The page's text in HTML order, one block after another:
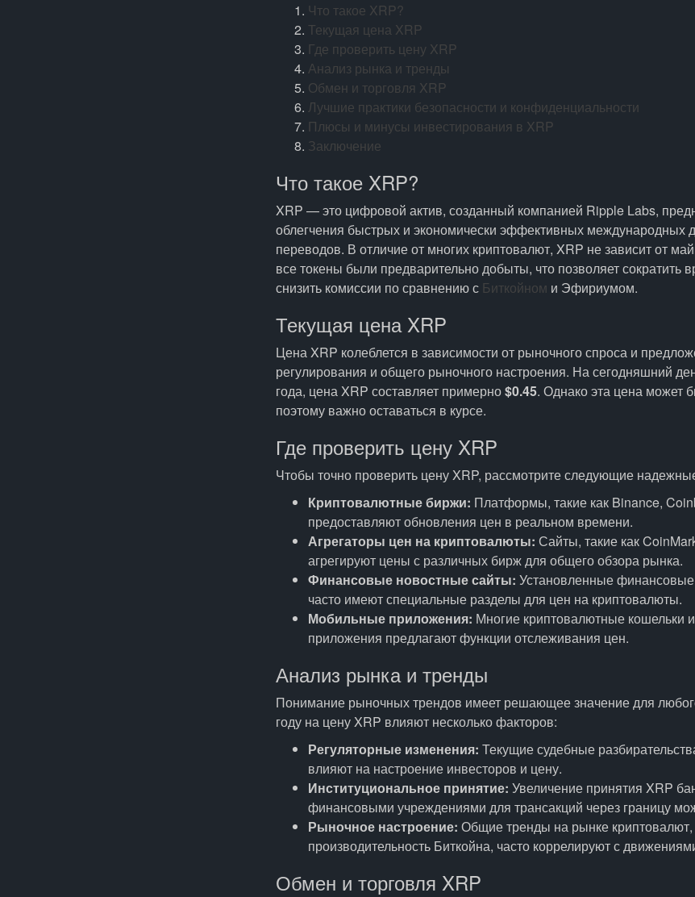
Что такое XRP?
Текущая цена XRP
Где проверить цену XRP
Анализ рынка и тренды
Обмен и торговля XRP
Лучшие практики безопасности и конфиденциальности
Плюсы и минусы инвестирования в XRP
Заключение
Что такое XRP?
XRP — это цифровой актив, созданный компанией Ripple Labs,
облегчения быстрых и экономически эффективных международных
переводов. В отличие от многих криптовалют, XRP не зависит от
все токены были предварительно добыты, что позволяет сократить
снизить комиссии по сравнению с Биткойном и Эфириумом.
Текущая цена XRP
Цена XRP колеблется в зависимости от рыночного спроса и
регулирования и общего рыночного настроения. На сегодняшний
года, цена XRP составляет примерно$0.45. Однако эта цена может
поэтому важно оставаться в курсе.
Где проверить цену XRP
Чтобы точно проверить цену XRP, рассмотрите следующие
Криптовалютные биржи: Платформы, такие как Binance,
предоставляют обновления цен в реальном времени.
Агрегаторы цен на криптовалюты: Сайты, такие как
агрегируют цены с различных бирж для общего обзора рынка.
Финансовые новостные сайты: Установленные
часто имеют специальные разделы для цен на криптовалюты.
Мобильные приложения: Многие криптовалютные кошельки
приложения предлагают функции отслеживания цен.
Анализ рынка и тренды
Понимание рыночных трендов имеет решающее значение для
году на цену XRP влияют несколько факторов:
Регуляторные изменения: Текущие судебные
влияют на настроение инвесторов и цену.
Институциональное принятие: Увеличение принятия XRP
финансовыми учреждениями для трансакций через границу
Рыночное настроение: Общие тренды на рынке
производительность Биткойна, часто коррелируют с
Обмен и торговля XRP